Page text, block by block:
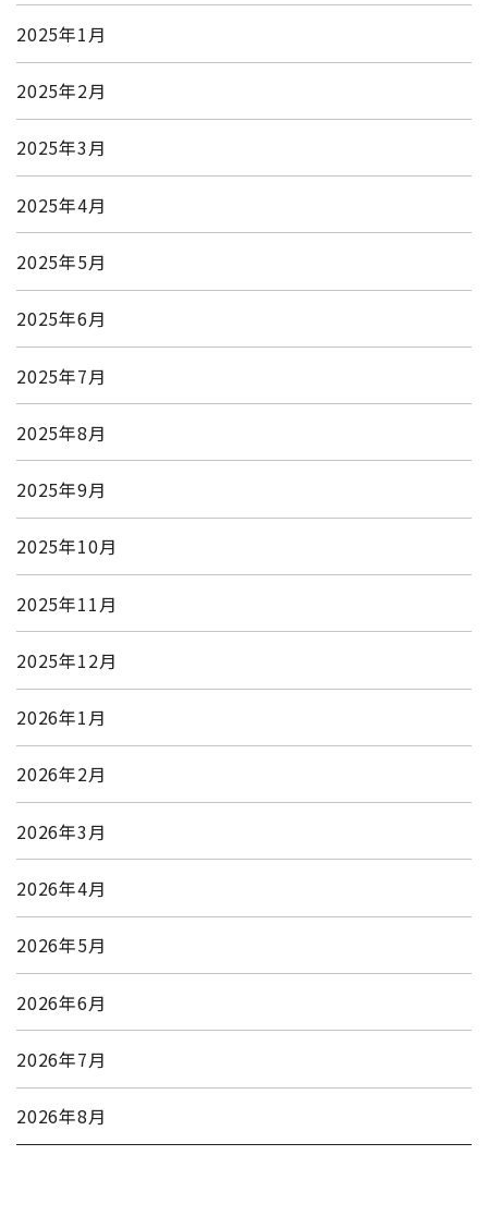
2025年1月
2025年2月
2025年3月
2025年4月
2025年5月
2025年6月
2025年7月
2025年8月
2025年9月
2025年10月
2025年11月
2025年12月
2026年1月
2026年2月
2026年3月
2026年4月
2026年5月
2026年6月
2026年7月
2026年8月